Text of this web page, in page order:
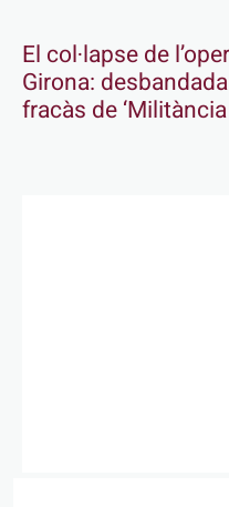
El col·lapse de
Girona:
fracàs de